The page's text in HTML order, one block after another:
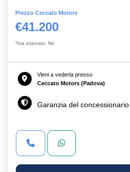
Prezzo Ceccato Motors
€41.200
*Iva esposta: No
Vieni a vederla presso
Ceccato Motors (Padova)
Garanzia del concessionario